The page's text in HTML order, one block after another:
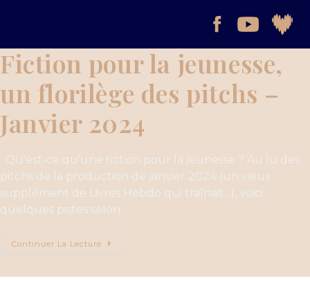
Fiction pour la jeunesse,
un florilège des pitchs –
Janvier 2024
Qu'est-ce qu'une fiction pour la jeunesse ? Au lu des
pitchs de la production de janvier 2024 (un vieux
supplément de Livres Hebdo qui traînait...), voici
quelques pistes selon…
Continuer La Lecture